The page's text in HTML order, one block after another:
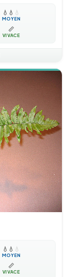
💧 💧 💧
MOYEN
📏
VIVACE
💧 💧 💧
MOYEN
📏
VIVACE